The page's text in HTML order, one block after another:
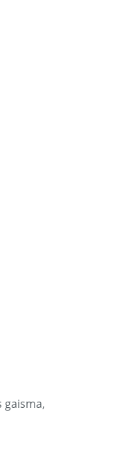
gaisma,